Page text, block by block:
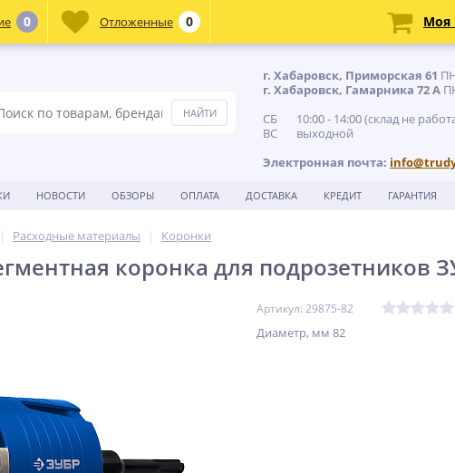
г. Хабаровск, Приморская 61
г. Хабаровск, Гамарника 72 А
СБ 10:00 - 14:00 (склад не
ВС выходной
Электронная почта:
НОВОСТИ ОБЗОРЫ ОПЛАТА ДОСТАВКА КРЕДИТ ГАРАНТИЯ
Расходные материалы Коронки
коронка для подрозетников
Артикул: 29875-82
Диаметр, мм 82
0 Отложенные 0 Моя